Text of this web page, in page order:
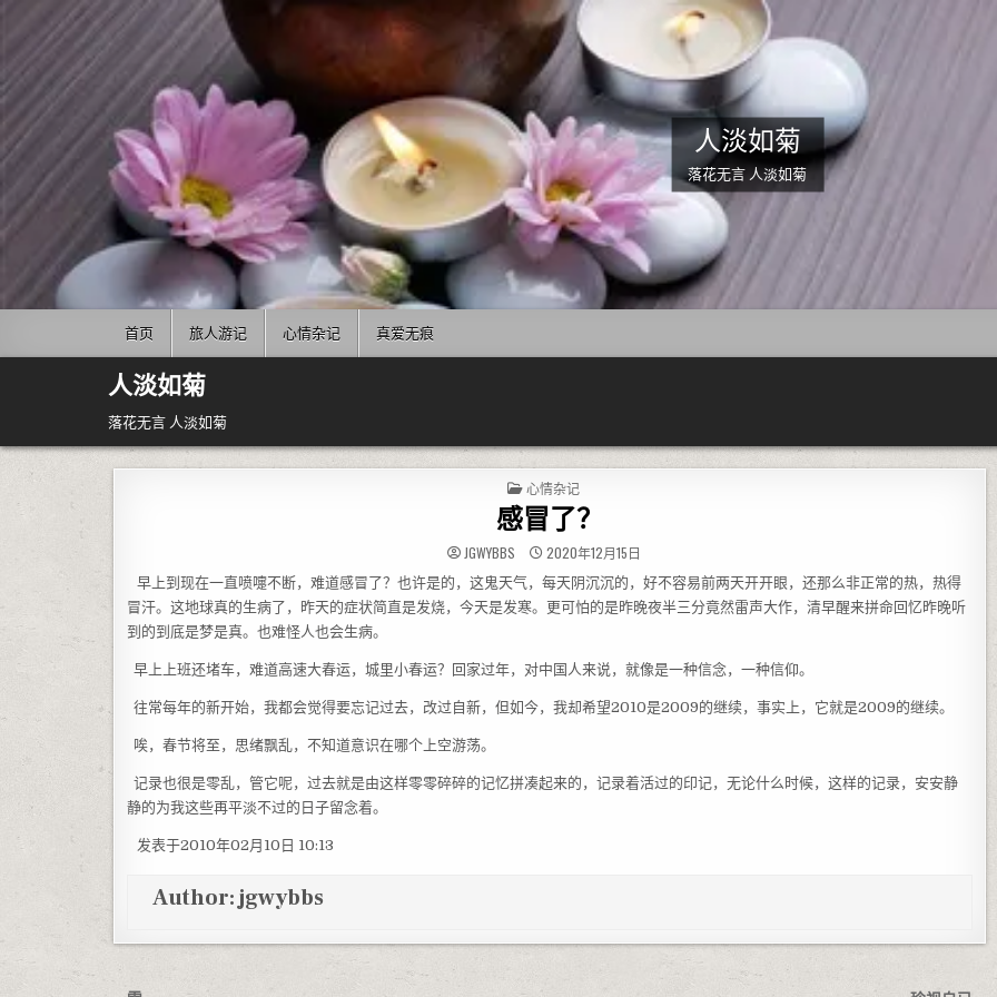
Skip to content
人淡如菊
落花无言 人淡如菊
首页 旅人游记 心情杂记 真爱无痕
人淡如菊
落花无言 人淡如菊
POSTED IN
心情杂记
感冒了？
JGWYBBS 2020年12月15日
早上到现在一直喷嚏不断，难道感冒了？也许是的，这鬼天气，每天阴沉沉的，好不容易前两天开开眼，还那么非正常的热，热得
冒汗。这地球真的生病了，昨天的症状简直是发烧，今天是发寒。更可怕的是昨晚夜半三分竟然雷声大作，清早醒来拼命回忆昨晚听
到的到底是梦是真。也难怪人也会生病。
早上上班还堵车，难道高速大春运，城里小春运？回家过年，对中国人来说，就像是一种信念，一种信仰。
往常每年的新开始，我都会觉得要忘记过去，改过自新，但如今，我却希望2010是2009的继续，事实上，它就是2009的继续。
唉，春节将至，思绪飘乱，不知道意识在哪个上空游荡。
记录也很是零乱，管它呢，过去就是由这样零零碎碎的记忆拼凑起来的，记录着活过的印记，无论什么时候，这样的记录，安安静
静的为我这些再平淡不过的日子留念着。
发表于2010年02月10日 10:13
Author:jgwybbs